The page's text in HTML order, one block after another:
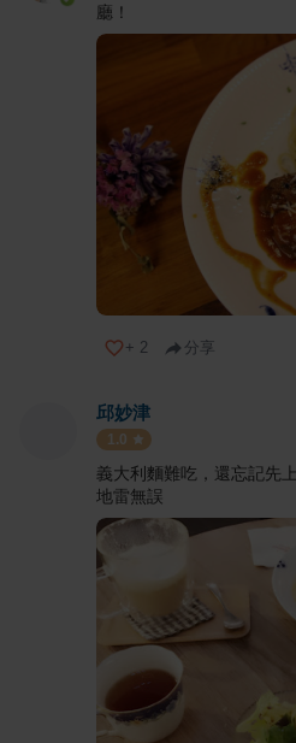
廳！
+ 2 分享
邱妙津
1.0
義大利麵難吃，還忘記先
地雷無誤